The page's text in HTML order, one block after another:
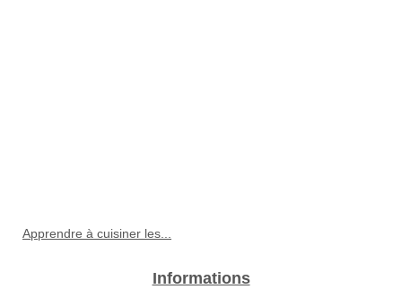
Apprendre à cuisiner les...
Informations